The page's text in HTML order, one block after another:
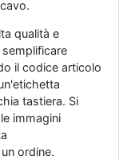
qualità e
il codice articolo
tastiera. Si
immagini
ordine.